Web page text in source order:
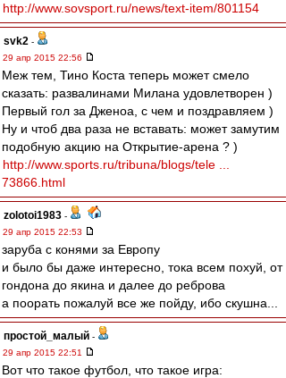
http://www.sovsport.ru/news/text-item/801154
svk2 -
29 апр 2015 22:56
Меж тем, Тино Коста теперь может смело
сказать: развалинами Милана удовлетворен )
Первый гол за Дженоа, с чем и поздравляем )
Ну и чтоб два раза не вставать: может замутим
подобную акцию на Открытие-арена ? )
http://www.sports.ru/tribuna/blogs/tele ...
73866.html
zolotoi1983 -
29 апр 2015 22:53
заруба с конями за Европу
и было бы даже интересно, тока всем похуй, от
гондона до якина и далее до реброва
а поорать пожалуй все же пойду, ибо скушна...
простой_малый -
29 апр 2015 22:51
Вот что такое футбол, что такое игра: